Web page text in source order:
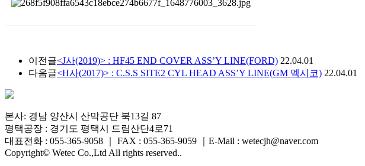
이전글<J사(2019)> : HF45 END COVER ASS’Y LINE(FORD) 22.04.01
다음글<H사(2017)> : C.S.S SITE2 CYL HEAD ASS’Y LINE(GM 멕시코) 22.04.01
본사: 경남 양산시 산막공단 북13길 87
평택공장 : 경기도 평택시 드림산단4로71
대표전화 : 055-365-9058
FAX : 055-365-9059
E-Mail : wetecjh@naver.com
Copyright© Wetec Co.,Ltd All rights reserved..